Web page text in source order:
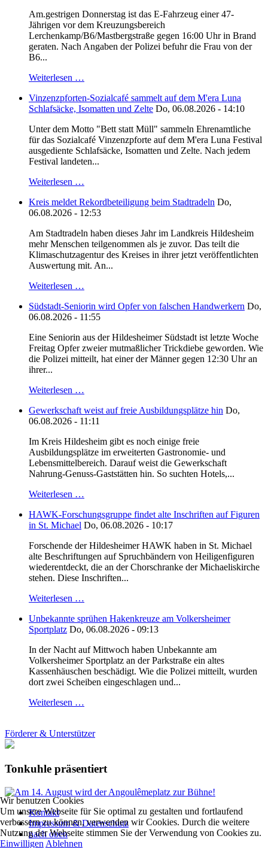
Am.gestrigen Donnerstag ist das E-Fahrzeug einer 47-
Jährigen vor dem Kreuzungsbereich
Lerchenkamp/B6/Mastbergstraße gegen 16:00 Uhr in Brand
geraten. Nach Angaben der Polizei befuhr die Frau von der
B6...
Weiterlesen …
Vinzenzpforten-Sozialcafé sammelt auf dem M'era Luna
Schlafsäcke, Isomatten und Zelte Do, 06.08.2026 - 14:10
Unter dem Motto "Bett statt Müll" sammeln Ehrenamtliche
für das Sozialcafé Vinzenzpforte auf dem M'era Luna Festival
ausgediente Schlafsäcke, Isomatten und Zelte. Nach jedem
Festival landeten...
Weiterlesen …
Kreis meldet Rekordbeteiligung beim Stadtradeln Do,
06.08.2026 - 12:53
Am Stadtradeln haben dieses Jahr im Landkreis Hildesheim
mehr Menschen teilgenommen als je zuvor. Das teilt die
Klimaschutzagentur des Kreises in ihrer jetzt veröffentlichten
Auswertung mit. An...
Weiterlesen …
Südstadt-Seniorin wird Opfer von falschen Handwerkern Do,
06.08.2026 - 11:55
Eine Seniorin aus der Hildesheimer Südstadt ist letzte Woche
Freitag Opfer zweier mutmaßlicher Trickdiebe geworden. Wie
die Polizei mitteilt, hat einer der Männer gegen 12:30 Uhr an
ihrer...
Weiterlesen …
Gewerkschaft weist auf freie Ausbildungsplätze hin Do,
06.08.2026 - 11:11
Im Kreis Hildesheim gibt es noch einige freie
Ausbildungsplätze im erweiterten Gastronomie- und
Lebensmittelbereich. Darauf weist die Gewerkschaft
Nahrung-Genuss-Gaststätten hin. So suchten Hotels,...
Weiterlesen …
HAWK-Forschungsgruppe findet alte Inschriften auf Figuren
in St. Michael Do, 06.08.2026 - 10:17
Forschende der Hildesheimer HAWK haben in St. Michael
alte Beschriftungen auf Spruchbändern von Heiligenfiguren
wiederentdeckt, die an der Chorschranke der Michaeliskirche
stehen. Diese Inschriften...
Weiterlesen …
Unbekannte sprühen Hakenkreuze am Volkersheimer
Sportplatz Do, 06.08.2026 - 09:13
In der Nacht auf Mittwoch haben Unbekannte am
Volkersheimer Sportplatz an der Parkstraße ein altes
Kassenhäuschen beschädigt. Wie die Polizei mitteilt, wurden
dort zwei Scheiben eingeschlagen und...
Weiterlesen …
Förderer & Unterstützer
Tonkuhle präsentiert
Kontakt
Impressum & Datenschutz
nach oben
Wir benutzen Cookies
Um unsere Webseite für Sie optimal zu gestalten und fortlaufend
verbessern zu können, verwenden wir Cookies. Durch die weitere
Nutzung der Webseite stimmen Sie der Verwendung von Cookies zu.
Einwilligen Ablehnen